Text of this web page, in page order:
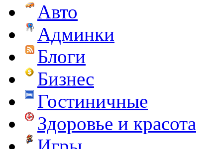
Авто
Админки
Блоги
Бизнес
Гостиничные
Здоровье и красота